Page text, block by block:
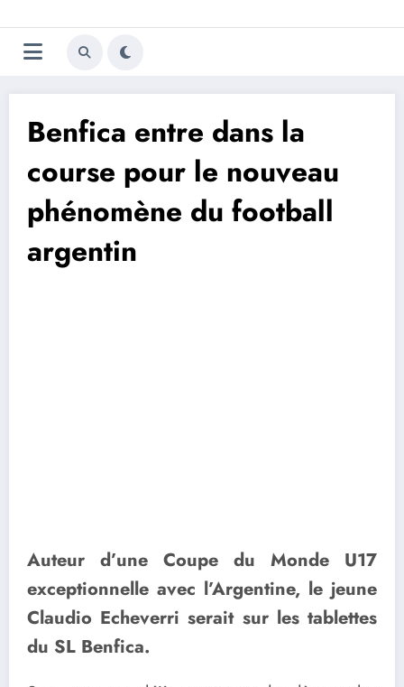
au
contenu
Trivela
L'actualité du football
Benfica entre dans la
course pour le nouveau
phénomène du football
argentin
Auteur d’une Coupe du Monde U17
exceptionnelle avec l’Argentine, le jeune
Claudio Echeverri serait sur les tablettes
du SL Benfica.